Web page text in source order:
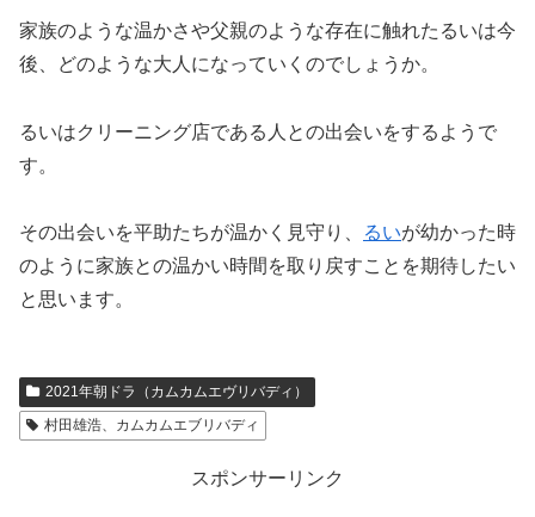
家族のような温かさや父親のような存在に触れたるいは今
後、どのような大人になっていくのでしょうか。
るいはクリーニング店である人との出会いをするようで
す。
その出会いを平助たちが温かく見守り、 るいが幼かった時
のように家族との温かい時間を取り戻すことを期待したい
と思います。
2021年朝ドラ（カムカムエヴリバディ）
村田雄浩、カムカムエブリバディ
スポンサーリンク